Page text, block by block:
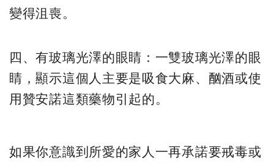
變得沮喪。
四、有玻璃光澤的眼睛：一雙玻璃光澤的眼
睛，顯示這個人主要是吸食大麻、酗酒或使
用贊安諾這類藥物引起的。
如果你意識到所愛的家人一再承諾要戒毒或